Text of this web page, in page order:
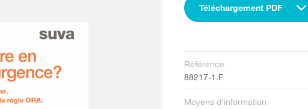
Téléchargement PDF
Référence
88217-1.F
Moyens d'information